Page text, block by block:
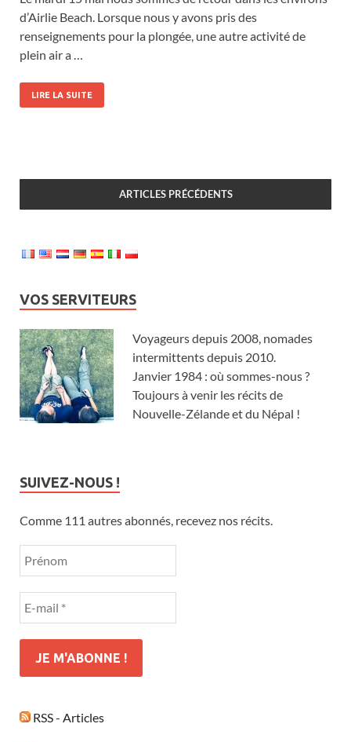
d’Airlie Beach. Lorsque nous y avons pris des
renseignements pour la plongée, une autre activité de
plein air a …
LIRE LA SUITE
ARTICLES PRÉCÉDENTS
VOS SERVITEURS
Voyageurs depuis 2008, nomades
intermittents depuis 2010.
Janvier 1984 : où sommes-nous ?
Toujours à venir les récits de
Nouvelle-Zélande et du Népal !
SUIVEZ-NOUS !
Comme 111 autres abonnés, recevez nos récits.
RSS - Articles